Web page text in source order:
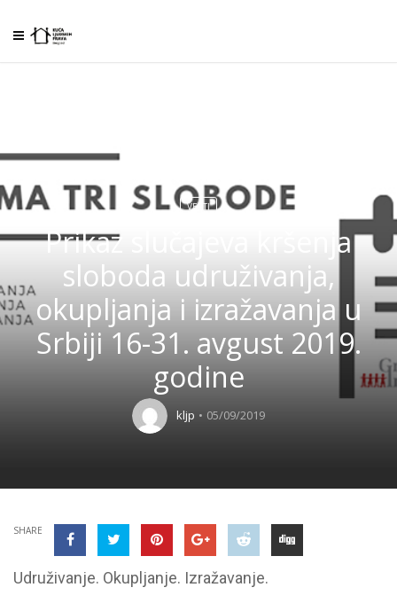
VESTI
Prikaz slučajeva kršenja
sloboda udruživanja,
okupljanja i izražavanja u
Srbiji 16-31. avgust 2019.
godine
kljp 05/09/2019
SHARE
Udruživanje. Okupljanje. Izražavanje.